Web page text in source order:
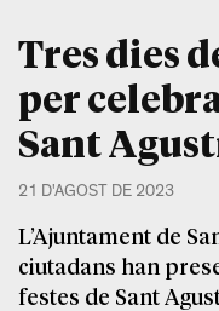
Tres dies
per
Sant
21 D'AGOST DE 2023
L’Ajuntament de
ciutadans han
festes de Sant